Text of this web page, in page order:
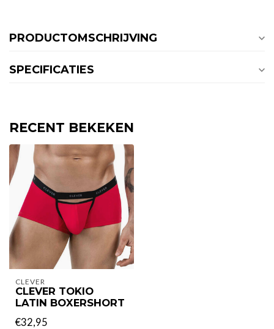
PRODUCTOMSCHRIJVING
SPECIFICATIES
RECENT BEKEKEN
CLEVER
CLEVER TOKIO
LATIN BOXERSHORT
€32,95